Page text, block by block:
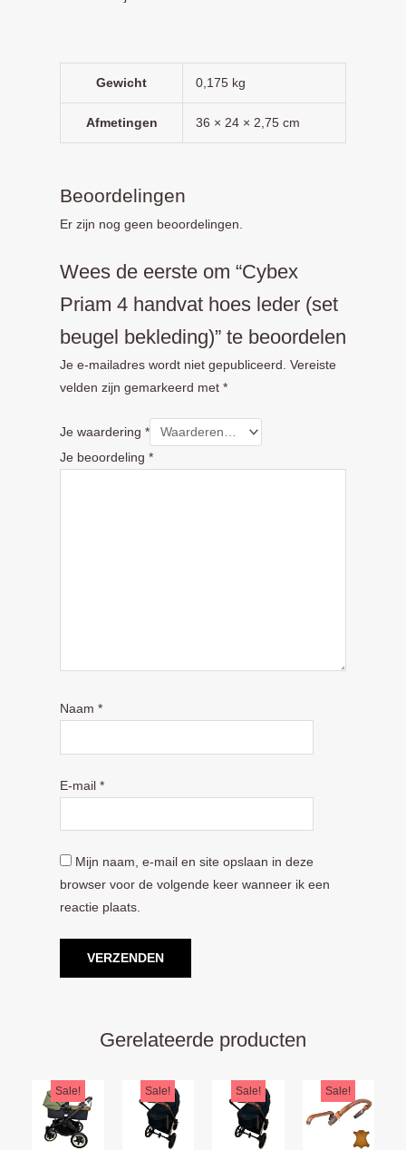
Gewicht 0,175 kg
Afmetingen 36 × 24 × 2,75 cm
Beoordelingen
Er zijn nog geen beoordelingen.
Wees de eerste om “Cybex
Priam 4 handvat hoes leder (set
beugel bekleding)” te beoordelen
Je e-mailadres wordt niet gepubliceerd. Vereiste
velden zijn gemarkeerd met *
Je waardering *
Je beoordeling *
Naam *
E-mail *
Mijn naam, e-mail en site opslaan in deze
browser voor de volgende keer wanneer ik een
reactie plaats.
Gerelateerde producten
Sale!
Oorspronkelijke
prijs
prijs
Sale! Oorspronkelijke
prijs
Huidige
prijs
Sale! Oorspronkelijke
prijs
was:
Huidige
prijs
is:
Sale!
prijs
was:
prijs
is: